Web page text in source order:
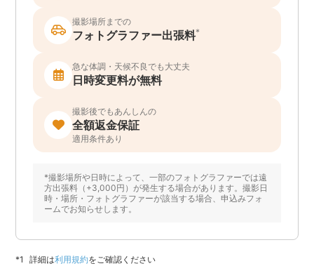
撮影場所までの
フォトグラファー出張料*
急な体調・天候不良でも大丈夫
日時変更料が無料
撮影後でもあんしんの
全額返金保証
適用条件あり
*撮影場所や日時によって、一部のフォトグラファーでは遠
方出張料（+3,000円）が発生する場合があります。撮影日
時・場所・フォトグラファーが該当する場合、申込みフォ
ームでお知らせします。
詳細は利用規約をご確認ください